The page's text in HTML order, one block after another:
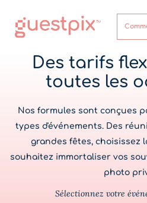
Des tarifs
toutes les
Nos formules sont conçues
types d'événements. Des
grandes fêtes, choisissez
souhaitez immortaliser vos
photo
Sélectionnez votre